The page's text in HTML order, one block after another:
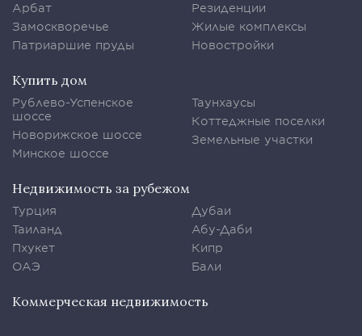
Арбат
Замоскворечье
Патриаршие пруды
Резиденции
Жилые комплексы
Новостройки
Купить дом
Рублево-Успенское
шоссе
Новорижское шоссе
Минское шоссе
Таунхаусы
Коттеджные поселки
Земельные участки
Недвижимость за рубежом
Турция
Таиланд
Пхукет
ОАЭ
Дубаи
Абу-Даби
Кипр
Бали
Коммерческая недвижимость